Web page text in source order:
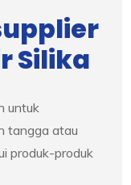
Silika
untuk
tangga atau
produk-produk